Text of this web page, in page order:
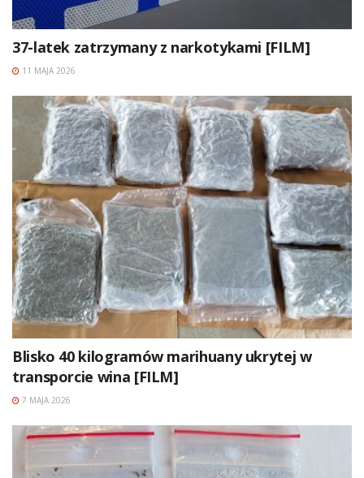
37-latek zatrzymany z narkotykami [FILM]
11 MAJA 2026
Blisko 40 kilogramów marihuany ukrytej w
transporcie wina [FILM]
7 MAJA 2026